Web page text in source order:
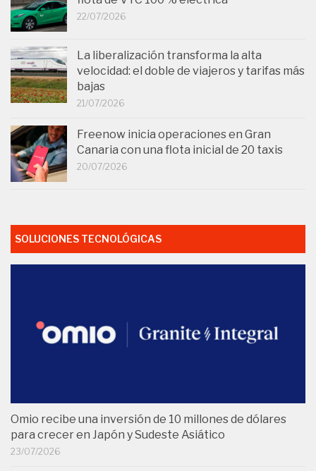
22/07/2026
La liberalización transforma la alta
velocidad: el doble de viajeros y tarifas más
bajas
21/07/2026
Freenow inicia operaciones en Gran
Canaria con una flota inicial de 20 taxis
20/07/2026
SOLUCIONES TECNOLÓGICAS
Omio recibe una inversión de 10 millones de dólares
para crecer en Japón y Sudeste Asiático
23/07/2026